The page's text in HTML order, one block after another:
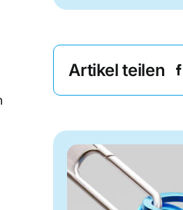
Artikel teilen